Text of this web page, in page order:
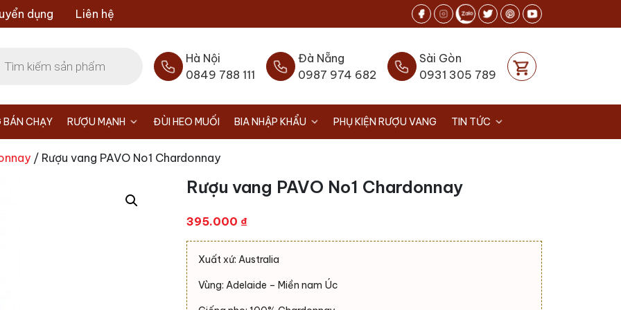
dụng Liên hệ
Hà Nội
0849 788 111
Đà Nẵng
0987 974 682
Sài Gòn
0931 305 789
BÁN CHẠY RƯỢU MẠNH ĐÙI HEO MUỐI BIA NHẬP KHẨU PHỤ KIỆN RƯỢU VANG TIN TỨC
/ Rượu vang PAVO No1 Chardonnay
Rượu vang PAVO No1 Chardonnay
395.000 ₫
Xuất xứ: Australia
Vùng: Adelaide – Miền nam Úc